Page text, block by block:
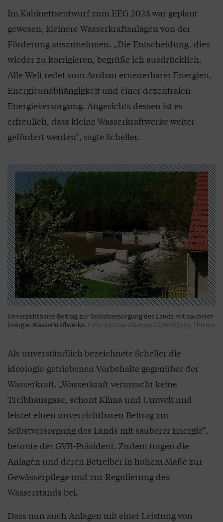
Im Kabinettsentwurf zum EEG 2023 war geplant
gewesen, kleinere Wasserkraftanlagen von der
Förderung auszunehmen. „Die Entscheidung, dies
wieder zu korrigieren, begrüße ich ausdrücklich.
Alle Welt redet vom Ausbau erneuerbarer Energien,
Energieunabhängigkeit und einer dezentralen
Energieversorgung. Angesichts dessen ist es
erfreulich, dass kleine Wasserkraftwerke weiter
gefördert werden“, sagte Scheller.
Unverzichtbarer Beitrag zur Selbstversorgung des Lands mit sauberer
Energie: Wasserkraftwerke. Foto: picture-alliance/ZB/Wolfgang Thieme
Als unverständlich bezeichnete Scheller die
ideologie-getriebenen Vorbehalte gegenüber der
Wasserkraft. „Wasserkraft verursacht keine
Treibhausgase, schont Klima und Umwelt und
leistet einen unverzichtbaren Beitrag zur
Selbstversorgung des Lands mit sauberer Energie“,
betonte der GVB-Präsident. Zudem tragen die
Anlagen und deren Betreiber in hohem Maße zur
Gewässerpflege und zur Regulierung des
Wasserstands bei.
Dass nun auch Anlagen mit einer Leistung von